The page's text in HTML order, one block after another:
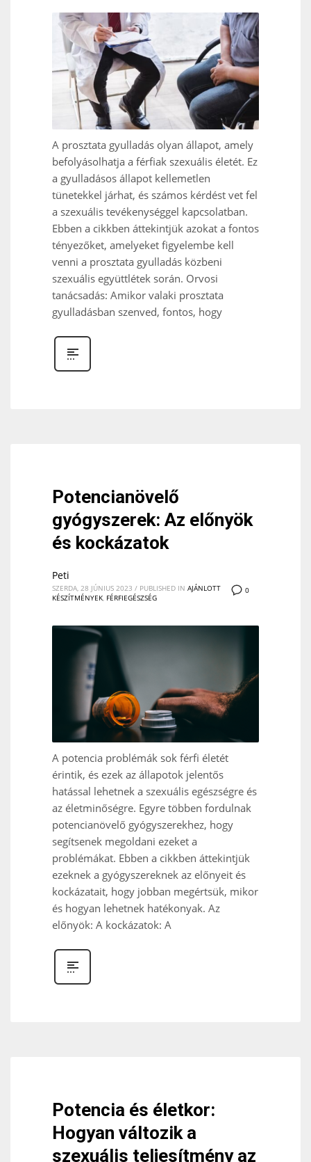
A prosztata gyulladás olyan állapot, amely
befolyásolhatja a férfiak szexuális életét. Ez
a gyulladásos állapot kellemetlen
tünetekkel járhat, és számos kérdést vet fel
a szexuális tevékenységgel kapcsolatban.
Ebben a cikkben áttekintjük azokat a fontos
tényezőket, amelyeket figyelembe kell
venni a prosztata gyulladás közbeni
szexuális együttlétek során. Orvosi
tanácsadás: Amikor valaki prosztata
gyulladásban szenved, fontos, hogy
Potencianövelő
gyógyszerek: Az előnyök
és kockázatok
0
Peti
SZERDA, 28 JÚNIUS 2023 / PUBLISHED IN AJÁNLOTT
KÉSZÍTMÉNYEK, FÉRFIEGÉSZSÉG
A potencia problémák sok férfi életét
érintik, és ezek az állapotok jelentős
hatással lehetnek a szexuális egészségre és
az életminőségre. Egyre többen fordulnak
potencianövelő gyógyszerekhez, hogy
segítsenek megoldani ezeket a
problémákat. Ebben a cikkben áttekintjük
ezeknek a gyógyszereknek az előnyeit és
kockázatait, hogy jobban megértsük, mikor
és hogyan lehetnek hatékonyak. Az
előnyök: A kockázatok: A
Potencia és életkor:
Hogyan változik a
szexuális teljesítmény az